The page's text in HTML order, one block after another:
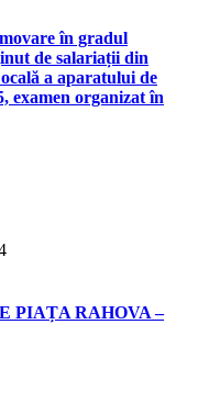
în gradul
de salariații din
a aparatului de
examen organizat în
PIAȚA RAHOVA –